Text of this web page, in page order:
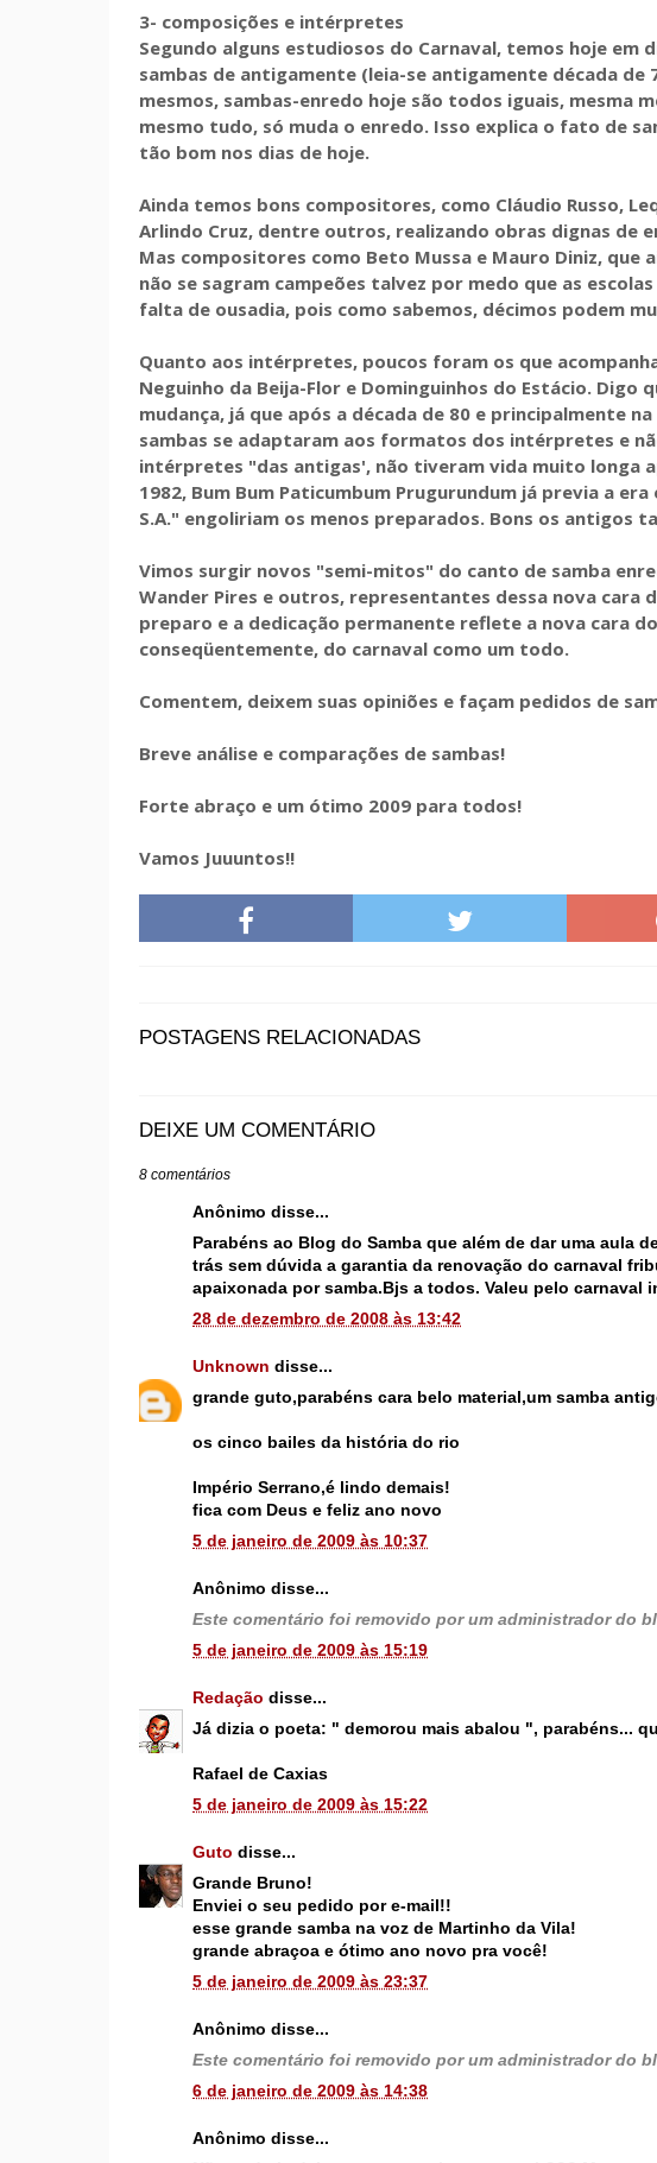
3- composições e intérpretes
Segundo alguns estudiosos do Carnaval, temos hoje em
sambas de antigamente (leia-se antigamente década de
mesmos, sambas-enredo hoje são todos iguais, mesma
mesmo tudo, só muda o enredo. Isso explica o fato de
tão bom nos dias de hoje.
Ainda temos bons compositores, como Cláudio Russo,
Arlindo Cruz, dentre outros, realizando obras dignas de
Mas compositores como Beto Mussa e Mauro Diniz, que
não se sagram campeões talvez por medo que as
falta de ousadia, pois como sabemos, décimos podem
Quanto aos intérpretes, poucos foram os que
Neguinho da Beija-Flor e Dominguinhos do Estácio. Digo
mudança, já que após a década de 80 e principalmente
sambas se adaptaram aos formatos dos intérpretes e
intérpretes "das antigas', não tiveram vida muito longa
1982, Bum Bum Paticumbum Prugurundum já previa a era
S.A." engoliriam os menos preparados. Bons os antigos
Vimos surgir novos "semi-mitos" do canto de samba
Wander Pires e outros, representantes dessa nova cara
preparo e a dedicação permanente reflete a nova cara
conseqüentemente, do carnaval como um todo.
Comentem, deixem suas opiniões e façam pedidos de
Breve análise e comparações de sambas!
Forte abraço e um ótimo 2009 para todos!
Vamos Juuuntos!!
POSTAGENS RELACIONADAS
DEIXE UM COMENTÁRIO
8 comentários
Anônimo disse...
Parabéns ao Blog do Samba que além de dar uma aula
trás sem dúvida a garantia da renovação do carnaval
apaixonada por samba.Bjs a todos. Valeu pelo carnaval
28 de dezembro de 2008 às 13:42
Unknown disse...
grande guto,parabéns cara belo material,um samba
os cinco bailes da história do rio
Império Serrano,é lindo demais!
fica com Deus e feliz ano novo
5 de janeiro de 2009 às 10:37
Anônimo disse...
Este comentário foi removido por um administrador do
5 de janeiro de 2009 às 15:19
Redação disse...
Já dizia o poeta: " demorou mais abalou ", parabéns...
Rafael de Caxias
5 de janeiro de 2009 às 15:22
Guto disse...
Grande Bruno!
Enviei o seu pedido por e-mail!!
esse grande samba na voz de Martinho da Vila!
grande abraçoa e ótimo ano novo pra você!
5 de janeiro de 2009 às 23:37
Anônimo disse...
Este comentário foi removido por um administrador do
6 de janeiro de 2009 às 14:38
Anônimo disse...